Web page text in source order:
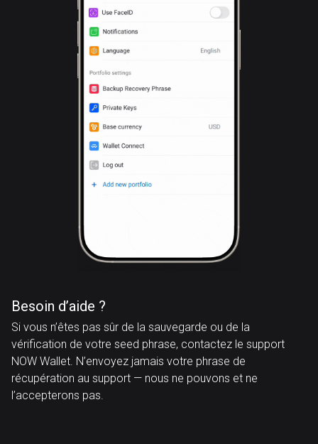
Besoin d’aide ?
Si vous n’êtes pas sûr de la sauvegarde ou de la
vérification de votre seed phrase, contactez le support
NOW Wallet. N’envoyez jamais votre phrase de
récupération au support — nous ne pouvons et ne
l’accepterons pas.